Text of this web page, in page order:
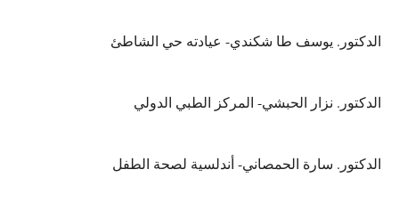
الدكتور. يوسف طا شكندي- عيادته حي الشاطئ
الدكتور. نزار الحبشي- المركز الطبي الدولي
الدكتور. سارة الحمصاني- أندلسية لصحة الطفل